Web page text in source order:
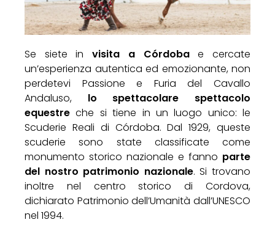
Se siete invisita a Córdobae cercate
un’esperienza autentica ed emozionante, non
perdetevi Passione e Furia del Cavallo
Andaluso, lo spettacolare spettacolo
equestre che si tiene in un luogo unico: le
Scuderie Reali di Córdoba. Dal 1929, queste
scuderie sono state classificate come
monumento storico nazionale e fanno parte
del nostro patrimonio nazionale. Si trovano
inoltre nel centro storico di Cordova,
dichiarato Patrimonio dell’Umanità dall’UNESCO
nel 1994.